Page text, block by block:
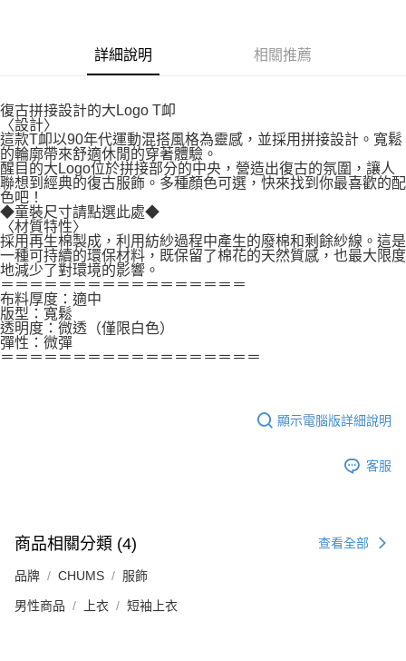
詳細說明 相關推薦
復古拼接設計的大Logo T卹
〈設計〉
這款T卹以90年代運動混搭風格為靈感，並採用拼接設計。寬鬆
的輪廓帶來舒適休閒的穿著體驗。
醒目的大Logo位於拼接部分的中央，營造出復古的氛圍，讓人
聯想到經典的復古服飾。多種顏色可選，快來找到你最喜歡的配
色吧！
◆童裝尺寸請點選此處◆
〈材質特性〉
採用再生棉製成，利用紡紗過程中產生的廢棉和剩餘紗線。這是
一種可持續的環保材料，既保留了棉花的天然質感，也最大限度
地減少了對環境的影響。
＝＝＝＝＝＝＝＝＝＝＝＝＝＝＝＝＝
布料厚度：適中
版型：寬鬆
透明度：微透（僅限白色）
彈性：微彈
＝＝＝＝＝＝＝＝＝＝＝＝＝＝＝＝＝＝
顯示電腦版詳細說明
客服
商品相關分類 (4) 查看全部
品牌 CHUMS 服飾
男性商品 上衣 短袖上衣